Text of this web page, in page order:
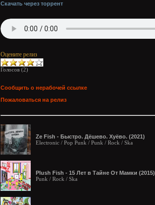
Скачать через торрент
Оцените релиз
Голосов (2)
Сообщить о нерабочей ссылке
Пожаловаться на релиз
Ze Fish - Быстро. Дёшево. Хуёво. (2021)
Electronic / Pop Punk / Punk / Rock / Ska
Plush Fish - 15 Лет в Тайне От Мамки (2015)
Punk / Rock / Ska